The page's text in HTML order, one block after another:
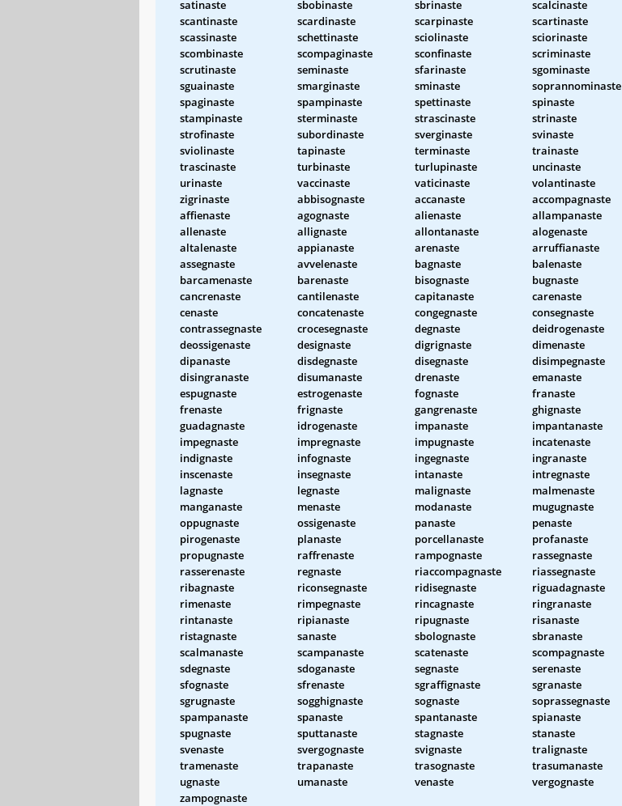
satinaste
sbobinaste sbrinaste
scalcinaste
scantinaste
scardinaste scarpinaste
scartinaste
scassinaste
schettinaste sciolinaste
sciorinaste
scombinaste
scompaginaste sconfinaste
scriminaste
scrutinaste
seminaste sfarinaste
sgominaste
sguainaste
smarginaste sminaste
soprannominaste
spaginaste
spampinaste spettinaste
spinaste
stampinaste
sterminaste strascinaste
strinaste
strofinaste
subordinaste sverginaste
svinaste
sviolinaste
tapinaste terminaste
trainaste
trascinaste
turbinaste turlupinaste
uncinaste
urinaste
vaccinaste vaticinaste
volantinaste
zigrinaste
abbisognaste accanaste
accompagnaste
affienaste
agognaste alienaste
allampanaste
allenaste
allignaste allontanaste
alogenaste
altalenaste
appianaste arenaste
arruffianaste
assegnaste
avvelenaste bagnaste
balenaste
barcamenaste
barenaste bisognaste
bugnaste
cancrenaste
cantilenaste capitanaste
carenaste
cenaste
concatenaste congegnaste
consegnaste
contrassegnaste
crocesegnaste degnaste
deidrogenaste
deossigenaste
designaste digrignaste
dimenaste
dipanaste
disdegnaste disegnaste
disimpegnaste
disingranaste
disumanaste drenaste
emanaste
espugnaste
estrogenaste fognaste
franaste
frenaste
frignaste gangrenaste
ghignaste
guadagnaste
idrogenaste impanaste
impantanaste
impegnaste
impregnaste impugnaste
incatenaste
indignaste
infognaste ingegnaste
ingranaste
inscenaste
insegnaste intanaste
intregnaste
lagnaste
legnaste malignaste
malmenaste
manganaste
menaste modanaste
mugugnaste
oppugnaste
ossigenaste panaste
penaste
pirogenaste
planaste porcellanaste
profanaste
propugnaste
raffrenaste rampognaste
rassegnaste
rasserenaste
regnaste riaccompagnaste
riassegnaste
ribagnaste
riconsegnaste ridisegnaste
riguadagnaste
rimenaste
rimpegnaste rincagnaste
ringranaste
rintanaste
ripianaste ripugnaste
risanaste
ristagnaste
sanaste sbolognaste
sbranaste
scalmanaste
scampanaste scatenaste
scompagnaste
sdegnaste
sdoganaste segnaste
serenaste
sfognaste
sfrenaste sgraffignaste
sgranaste
sgrugnaste
sogghignaste sognaste
soprassegnaste
spampanaste
spanaste spantanaste
spianaste
spugnaste
sputtanaste stagnaste
stanaste
svenaste
svergognaste svignaste
tralignaste
tramenaste
trapanaste trasognaste
trasumanaste
ugnaste
umanaste venaste
vergognaste
zampognaste